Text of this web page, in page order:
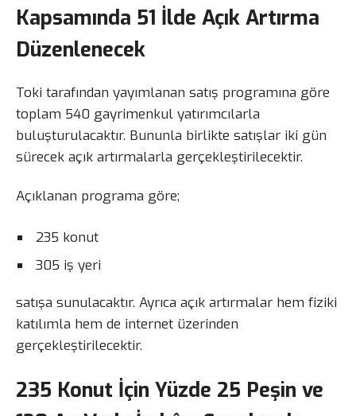
Kapsamında 51 İlde Açık Artırma
Düzenlenecek
Toki tarafından yayımlanan satış programına göre
toplam 540 gayrimenkul yatırımcılarla
buluşturulacaktır. Bununla birlikte satışlar iki gün
sürecek açık artırmalarla gerçekleştirilecektir.
Açıklanan programa göre;
235 konut
305 iş yeri
satışa sunulacaktır. Ayrıca açık artırmalar hem fiziki
katılımla hem de internet üzerinden
gerçekleştirilecektir.
235 Konut İçin Yüzde 25 Peşin ve